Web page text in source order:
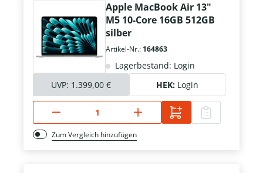
Apple MacBook Air 13"
M5 10-Core 16GB 512GB
silber
Artikel-Nr.: 164863
Lagerbestand: Login
UVP: 1.399,00 € HEK: Login
Zum Vergleich hinzufügen